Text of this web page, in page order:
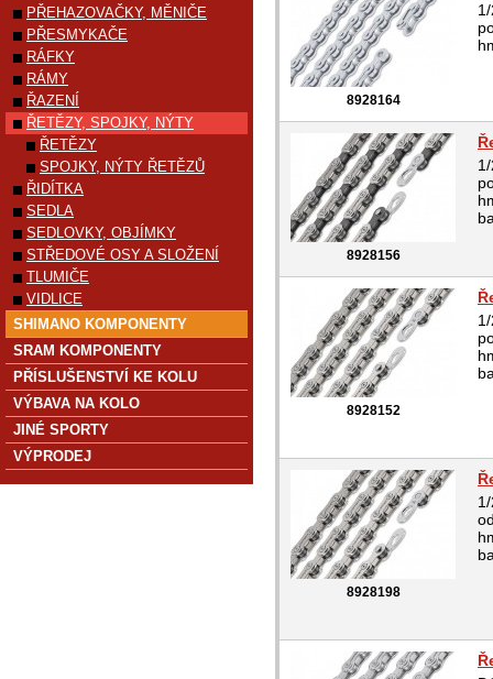
8928164
8928156
8928152
8928198
PŘEHAZOVAČKY, MĚNIČE
PŘESMYKAČE
RÁFKY
RÁMY
ŘAZENÍ
ŘETĚZY, SPOJKY, NÝTY
ŘETĚZY
SPOJKY, NÝTY ŘETĚZŮ
ŘIDÍTKA
SEDLA
SEDLOVKY, OBJÍMKY
STŘEDOVÉ OSY A SLOŽENÍ
TLUMIČE
VIDLICE
SHIMANO KOMPONENTY
SRAM KOMPONENTY
PŘÍSLUŠENSTVÍ KE KOLU
VÝBAVA NA KOLO
JINÉ SPORTY
VÝPRODEJ